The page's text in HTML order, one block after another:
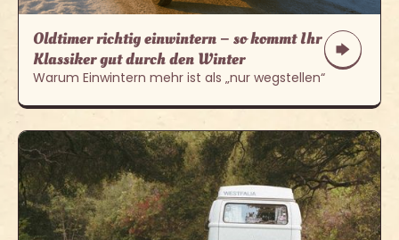
Oldtimer richtig einwintern – so kommt Ihr
Klassiker gut durch den Winter
Warum Einwintern mehr ist als „nur wegstellen“